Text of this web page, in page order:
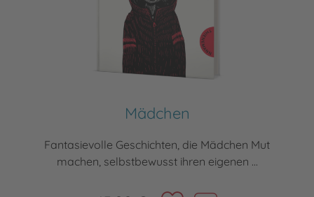
Mädchen
Fantasievolle Geschichten, die Mädchen Mut
machen, selbstbewusst ihren eigenen ...